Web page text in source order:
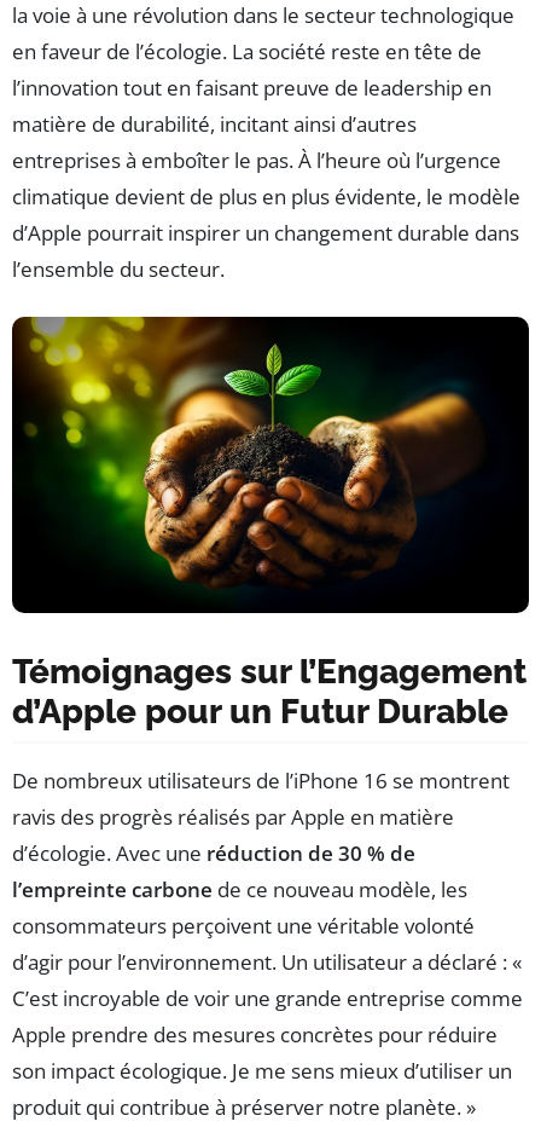
la voie à une révolution dans le secteur technologique
en faveur de l’écologie. La société reste en tête de
l’innovation tout en faisant preuve de leadership en
matière de durabilité, incitant ainsi d’autres
entreprises à emboîter le pas. À l’heure où l’urgence
climatique devient de plus en plus évidente, le modèle
d’Apple pourrait inspirer un changement durable dans
l’ensemble du secteur.
Témoignages sur l’Engagement
d’Apple pour un Futur Durable
De nombreux utilisateurs de l’iPhone 16 se montrent
ravis des progrès réalisés par Apple en matière
d’écologie. Avec une réduction de 30 % de
l’empreinte carbone de ce nouveau modèle, les
consommateurs perçoivent une véritable volonté
d’agir pour l’environnement. Un utilisateur a déclaré : «
C’est incroyable de voir une grande entreprise comme
Apple prendre des mesures concrètes pour réduire
son impact écologique. Je me sens mieux d’utiliser un
produit qui contribue à préserver notre planète. »